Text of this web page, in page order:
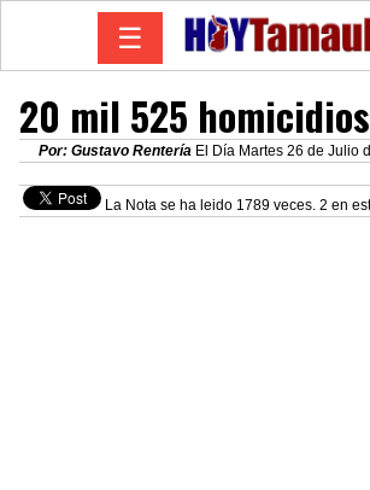
☰
20 mil 525 homicidios
Por: Gustavo Rentería El Día Martes 26 de Julio
La Nota se ha leido 1789 veces. 2 en